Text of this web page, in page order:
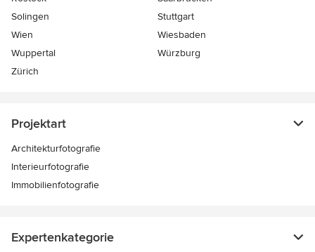
Solingen
Stuttgart
Wien
Wiesbaden
Wuppertal
Würzburg
Zürich
Projektart
Architekturfotografie
Interieurfotografie
Immobilienfotografie
Expertenkategorie